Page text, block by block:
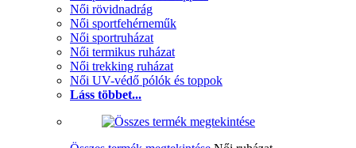
Női rövidnadrág
Női sportfehérneműk
Női sportruházat
Női termikus ruházat
Női trekking ruházat
Női UV-védő pólók és toppok
Láss többet...